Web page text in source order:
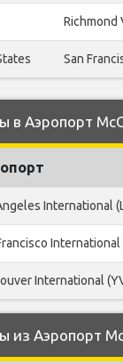
Richmond
San
в Аэропорт
International
International
International
из Аэропорт